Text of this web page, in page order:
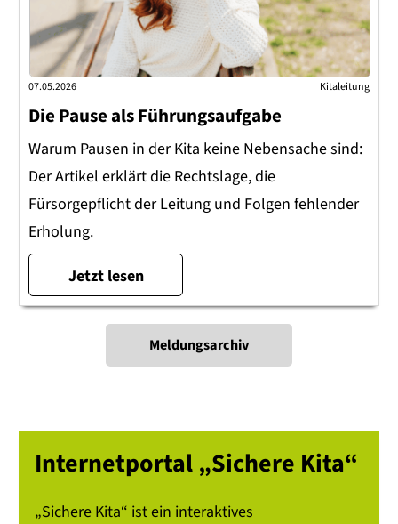
07.05.2026 Kitaleitung
Die Pause als Führungsaufgabe
Warum Pausen in der Kita keine Nebensache sind:
Der Artikel erklärt die Rechtslage, die
Fürsorgepflicht der Leitung und Folgen fehlender
Erholung.
Jetzt lesen
Meldungsarchiv
Internetportal „Sichere Kita“
„Sichere Kita“ ist ein interaktives